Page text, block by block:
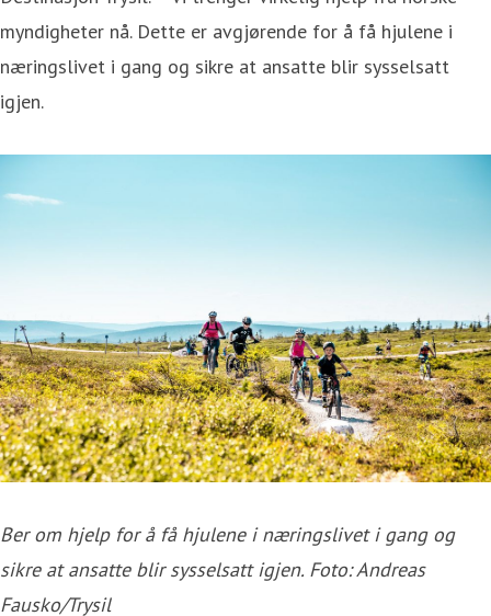
myndigheter nå. Dette er avgjørende for å få hjulene i
næringslivet i gang og sikre at ansatte blir sysselsatt
igjen.
Ber om hjelp for å få hjulene i næringslivet i gang og
sikre at ansatte blir sysselsatt igjen. Foto: Andreas
Fausko/Trysil